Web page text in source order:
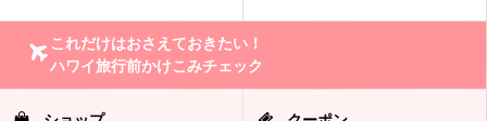
これだけはおさえておきたい！
ハワイ旅行前かけこみチェック